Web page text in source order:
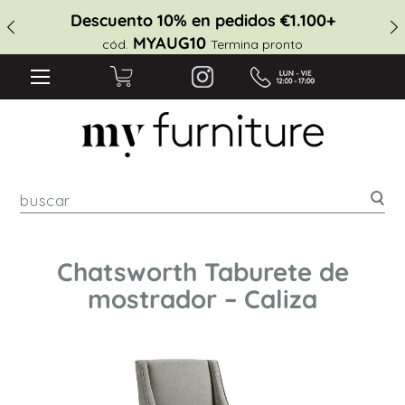
Descuento 10% en pedidos €1.100+
cód. MYAUG10 Termina pronto
Chatsworth Taburete de
mostrador – Caliza